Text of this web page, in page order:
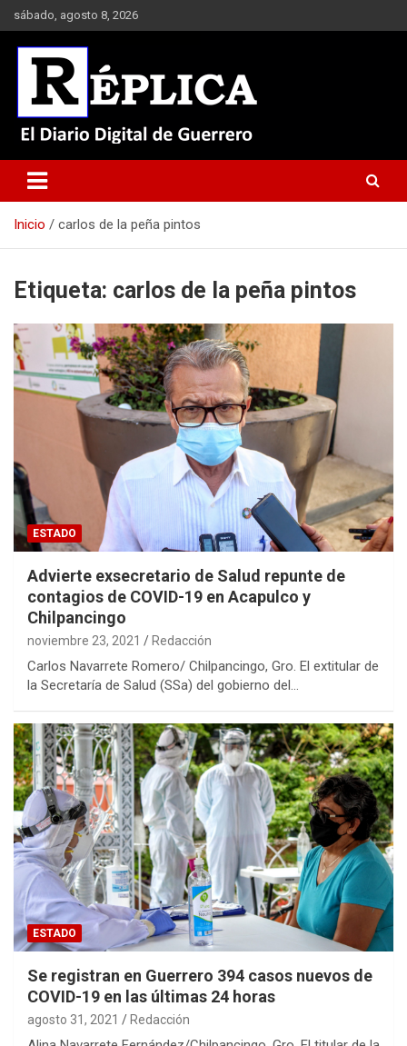
Saltar
al
contenido
sábado, agosto 8, 2026
Réplica
Inicio carlos de la peña pintos
Etiqueta: carlos de la peña pintos
ESTADO
Advierte exsecretario de Salud repunte de
contagios de COVID-19 en Acapulco y
Chilpancingo
noviembre 23, 2021 Redacción
Carlos Navarrete Romero/ Chilpancingo, Gro. El extitular de
la Secretaría de Salud (SSa) del gobierno del…
ESTADO
Se registran en Guerrero 394 casos nuevos de
COVID-19 en las últimas 24 horas
agosto 31, 2021 Redacción